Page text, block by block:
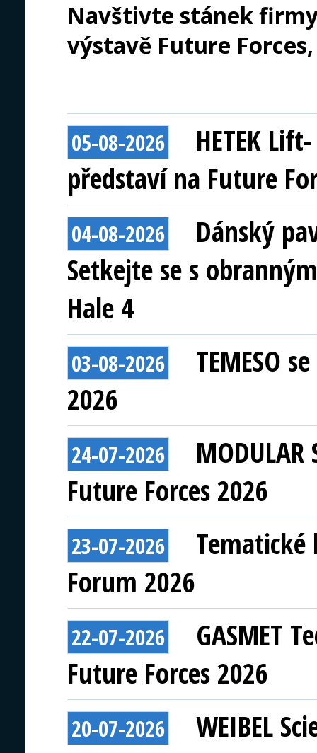
Navštivte stánek
výstavě Future Forces,
05-08-2026
HETEK
představí na Future
04-08-2026
Dánský
Setkejte se s
Hale 4
03-08-2026
TEMESO
2026
24-07-2026
Future Forces 2026
23-07-2026
Tematické
Forum 2026
22-07-2026
GASMET
Future Forces 2026
20-07-2026
WEIBEL